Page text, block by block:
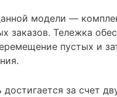
модели —
заказов. Тележка
пустых и
за счет